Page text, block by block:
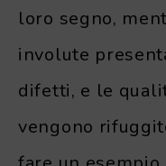
loro segno,
involute
difetti, e le
vengono